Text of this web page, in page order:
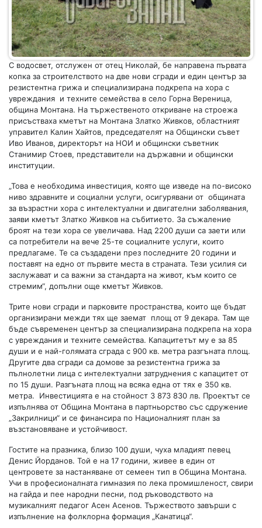
С водосвет, отслужен от отец Николай, бе направена първата
копка за строителството на две нови сгради и един център за
резистентна грижа и специализирана подкрепа на хора с
увреждания и техните семейства в село Горна Вереница,
община Монтана. На тържественото откриване на строежа
присъстваха кметът на Монтана Златко Живков, областният
управител Калин Хайтов, председателят на Общински съвет
Иво Иванов, директорът на НОИ и общински съветник
Станимир Стоев, представители на държавни и общински
институции.
„Това е необходима инвестиция, която ще изведе на по-високо
ниво здравните и социални услуги, осигурявани от общината
за възрастни хора с интелектуални и двигателни заболявания,
заяви кметът Златко Живков на събитието. За съжаление
броят на тези хора се увеличава. Над 2200 души са заети или
са потребители на вече 25-те социалните услуги, които
предлагаме. Те са създадени през последните 20 години и
поставят на едно от първите места в страната. Тези усилия си
заслужават и са важни за стандарта на живот, към които се
стремим“, допълни още кметът Живков.
Трите нови сгради и парковите пространства, които ще бъдат
организирани межди тях ще заемат площ от 9 декара. Там ще
бъде съвременен център за специализирана подкрепа на хора
с увреждания и техните семейства. Капацитетът му е за 85
души и е най-голямата сграда с 900 кв. метра разгъната площ.
Другите два сгради са домове за резистентна грижа за
пълнолетни лица с интелектуални затруднения с капацитет от
по 15 души. Разгъната площ на всяка една от тях е 350 кв.
метра. Инвестицията е на стойност 3 873 830 лв. Проектът се
изпълнява от Община Монтана в партньорство със сдружение
„Закрилници“ и се финансира по Националният план за
възстановяване и устойчивост.
Гостите на празника, близо 100 души, чуха младият певец
Денис Йорданов. Той е на 17 години, живее в един от
центровете за настаняване от семеен тип в Община Монтана.
Учи в професионалната гимназия по лека промишленост, свири
на гайда и пее народни песни, под ръководството на
музикалният педагог Асен Асенов. Тържеството завърши с
изпълнение на фолклорна формация „Канатица“.